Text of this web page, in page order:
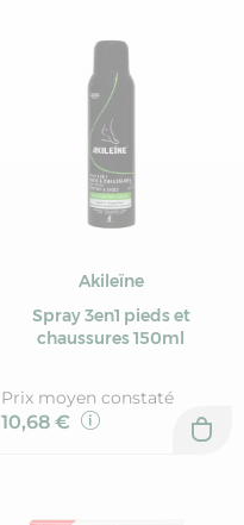
Akileïne
Spray 3en1 pieds et
chaussures 150ml
Prix moyen constaté
10,68 €